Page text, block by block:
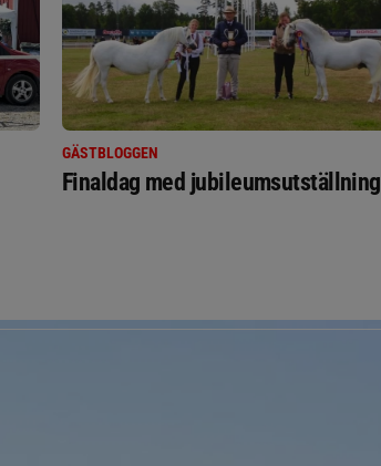
GÄSTBLOGGEN
Finaldag med jubileumsutställning